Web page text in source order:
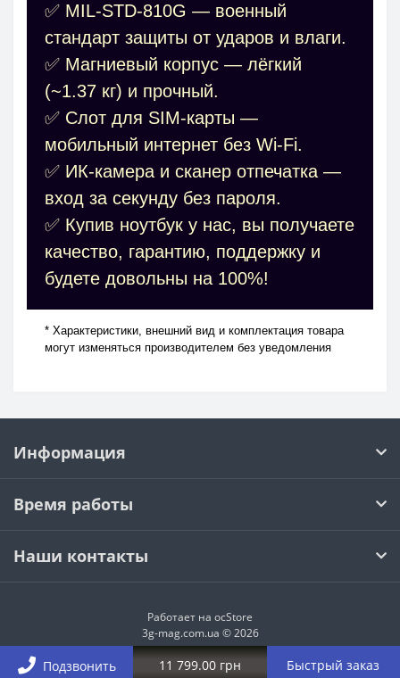
✅ MIL-STD-810G — военный
стандарт защиты от ударов и влаги.
✅ Магниевый корпус — лёгкий
(~1.37 кг) и прочный.
✅ Слот для SIM-карты —
мобильный интернет без Wi-Fi.
✅ ИК-камера и сканер отпечатка —
вход за секунду без пароля.
✅ Купив ноутбук у нас, вы получаете
качество, гарантию, поддержку и
будете довольны на 100%!
* Характеристики, внешний вид и комплектация товара
могут изменяться производителем без уведомления
11 799.00 грн Быстрый заказ
Информация
Время работы
Наши контакты
Работает на ocStore
3g-mag.com.ua © 2026
Подзвонить